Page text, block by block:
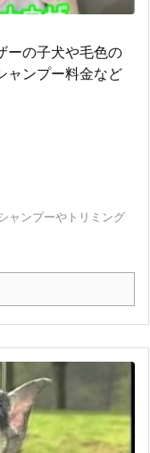
ーの子犬や毛色の
ャンプー料金など
ャンプーやトリミング